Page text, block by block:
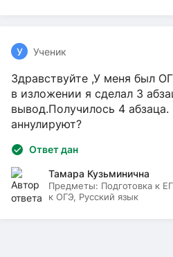
У Ученик
Здравствуйте ,У меня был
в изложении я сделал 3
вывод.Получилось 4 абзаца.
аннулируют?
Ответ дан
Тамара Кузьминична
Предметы: Подготовка к
к ОГЭ, Русский язык